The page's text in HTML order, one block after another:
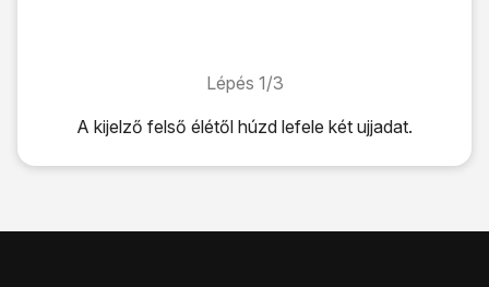
Lépés 1/3
Lépés 1/3A kijelző felső élétől húzd lefele két ujjadat.
A kijelző felső élétől húzd lefele két ujjadat.